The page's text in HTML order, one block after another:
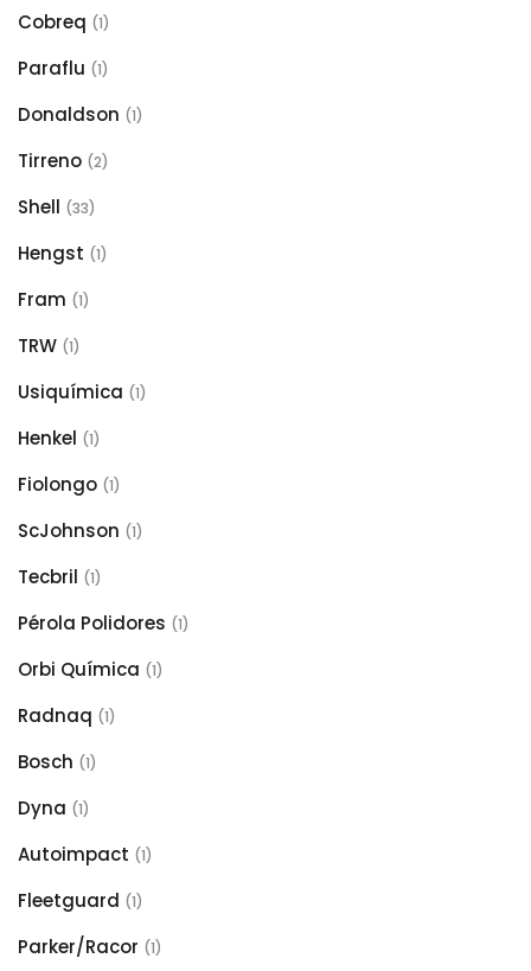
Cobreq (1)
Paraflu (1)
Donaldson (1)
Tirreno (2)
Shell (33)
Hengst (1)
Fram (1)
TRW (1)
Usiquímica (1)
Henkel (1)
Fiolongo (1)
ScJohnson (1)
Tecbril (1)
Pérola Polidores (1)
Orbi Química (1)
Radnaq (1)
Bosch (1)
Dyna (1)
Autoimpact (1)
Fleetguard (1)
Parker/Racor (1)